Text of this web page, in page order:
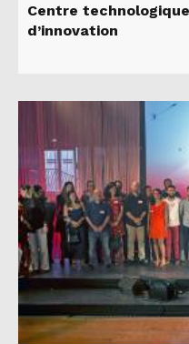
Centre
d’innovation